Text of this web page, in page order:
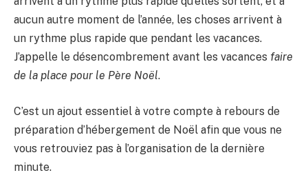
aucun autre moment de l’année, les choses arrivent à
un rythme plus rapide que pendant les vacances.
J’appelle le désencombrement avant les vacances faire
de la place pour le Père Noël.
C’est un ajout essentiel à votre compte à rebours de
préparation d’hébergement de Noël afin que vous ne
vous retrouviez pas à l’organisation de la dernière
minute.